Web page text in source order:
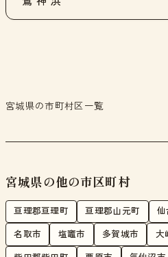
宮城県の市町村区一覧
宮城県の他の市区町村
亘理郡亘理町 亘理郡山元町 仙
名取市 塩竈市 多賀城市 大